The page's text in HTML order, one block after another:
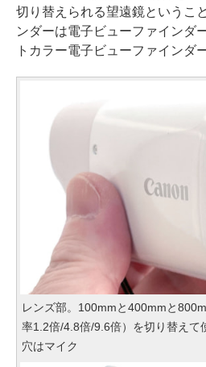
切り替えられる望遠鏡というこ
ンダーは電子ビューファインダ
トカラー電子ビューファインダ
レンズ部。100mmと400mmと
率1.2倍/4.8倍/9.6倍）を切り替えて
穴はマイク